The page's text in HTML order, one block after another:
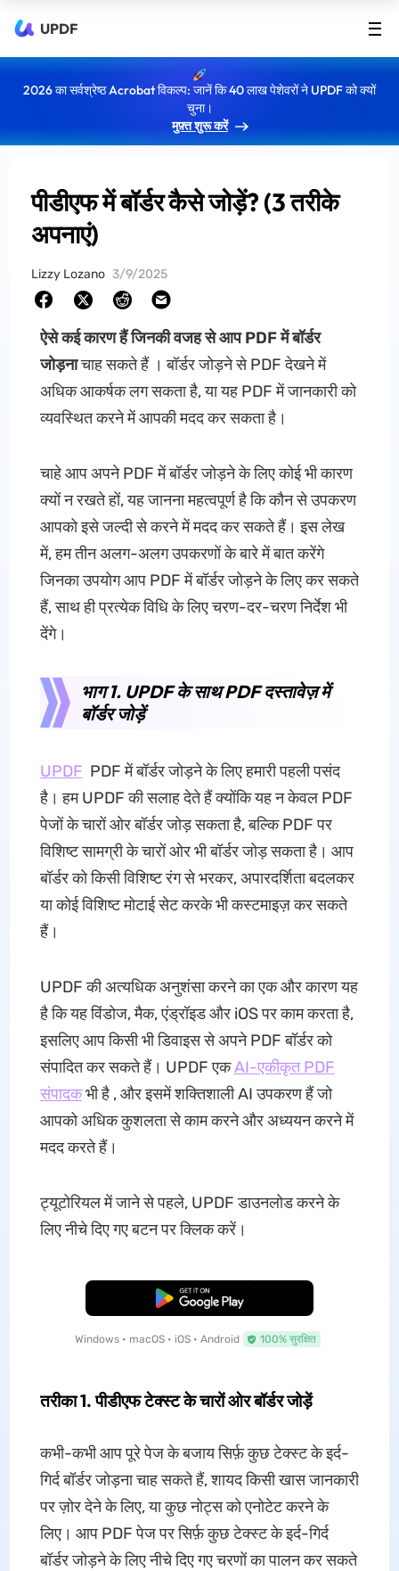
UPDF
2026 का सर्वश्रेष्ठ Acrobat विकल्प: जानें कि 40 लाख पेशेवरों ने UPDF को क्यों
चुना।
मुफ़्त शुरू करें
पीडीएफ में बॉर्डर कैसे जोड़ें? (3 तरीके
अपनाएं)
Lizzy Lozano 3/9/2025
ऐसे कई कारण हैं जिनकी वजह से आप PDF में बॉर्डर
जोड़नाचाह सकते हैं । बॉर्डर जोड़ने से PDF देखने में
अधिक आकर्षक लग सकता है, या यह PDF में जानकारी को
व्यवस्थित करने में आपकी मदद कर सकता है।
चाहे आप अपने PDF में बॉर्डर जोड़ने के लिए कोई भी कारण
क्यों न रखते हों, यह जानना महत्वपूर्ण है कि कौन से उपकरण
आपको इसे जल्दी से करने में मदद कर सकते हैं। इस लेख
में, हम तीन अलग-अलग उपकरणों के बारे में बात करेंगे
जिनका उपयोग आप PDF में बॉर्डर जोड़ने के लिए कर सकते
हैं, साथ ही प्रत्येक विधि के लिए चरण-दर-चरण निर्देश भी
देंगे।
भाग 1. UPDF के साथ PDF दस्तावेज़ में
बॉर्डर जोड़ें
UPDF PDF में बॉर्डर जोड़ने के लिए हमारी पहली पसंद
है। हम UPDF की सलाह देते हैं क्योंकि यह न केवल PDF
पेजों के चारों ओर बॉर्डर जोड़ सकता है, बल्कि PDF पर
विशिष्ट सामग्री के चारों ओर भी बॉर्डर जोड़ सकता है। आप
बॉर्डर को किसी विशिष्ट रंग से भरकर, अपारदर्शिता बदलकर
या कोई विशिष्ट मोटाई सेट करके भी कस्टमाइज़ कर सकते
हैं।
UPDF की अत्यधिक अनुशंसा करने का एक और कारण यह
है कि यह विंडोज, मैक, एंड्रॉइड और iOS पर काम करता है,
इसलिए आप किसी भी डिवाइस से अपने PDF बॉर्डर को
संपादित कर सकते हैं। UPDF एकAI-एकीकृत PDF
संपादकभी है , और इसमें शक्तिशाली AI उपकरण हैं जो
आपको अधिक कुशलता से काम करने और अध्ययन करने में
मदद करते हैं।
ट्यूटोरियल में जाने से पहले, UPDF डाउनलोड करने के
लिए नीचे दिए गए बटन पर क्लिक करें।
मुफ्त डाउनलोड
Windows • macOS • iOS • Android 100% सुरक्षित
तरीका 1. पीडीएफ टेक्स्ट के चारों ओर बॉर्डर जोड़ें
कभी-कभी आप पूरे पेज के बजाय सिर्फ़ कुछ टेक्स्ट के इर्द-
गिर्द बॉर्डर जोड़ना चाह सकते हैं, शायद किसी खास जानकारी
पर ज़ोर देने के लिए, या कुछ नोट्स को एनोटेट करने के
लिए। आप PDF पेज पर सिर्फ़ कुछ टेक्स्ट के इर्द-गिर्द
बॉर्डर जोड़ने के लिए नीचे दिए गए चरणों का पालन कर सकते